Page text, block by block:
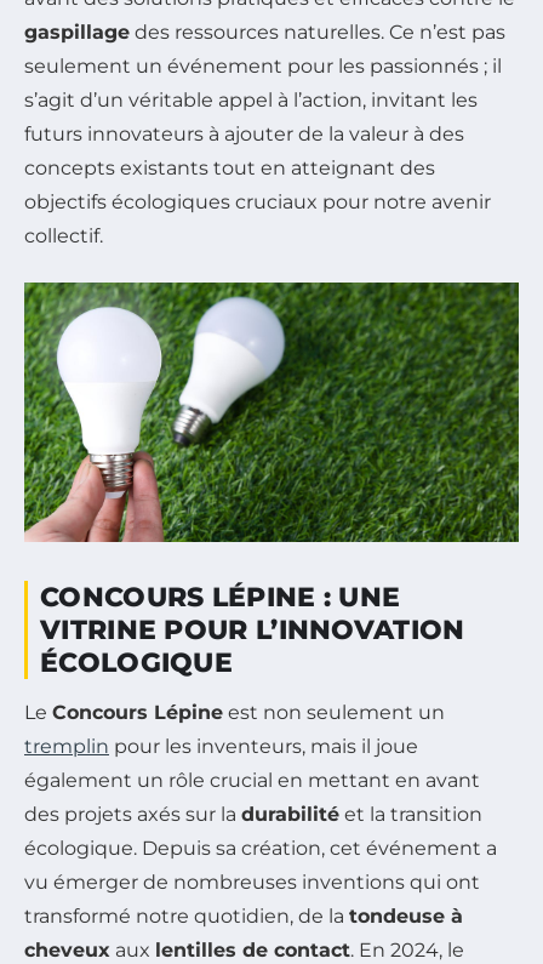
gaspillage des ressources naturelles. Ce n’est pas
seulement un événement pour les passionnés ; il
s’agit d’un véritable appel à l’action, invitant les
futurs innovateurs à ajouter de la valeur à des
concepts existants tout en atteignant des
objectifs écologiques cruciaux pour notre avenir
collectif.
CONCOURS LÉPINE : UNE
VITRINE POUR L’INNOVATION
ÉCOLOGIQUE
Le Concours Lépine est non seulement un
tremplin pour les inventeurs, mais il joue
également un rôle crucial en mettant en avant
des projets axés sur la durabilité et la transition
écologique. Depuis sa création, cet événement a
vu émerger de nombreuses inventions qui ont
transformé notre quotidien, de la tondeuse à
cheveux aux lentilles de contact. En 2024, le